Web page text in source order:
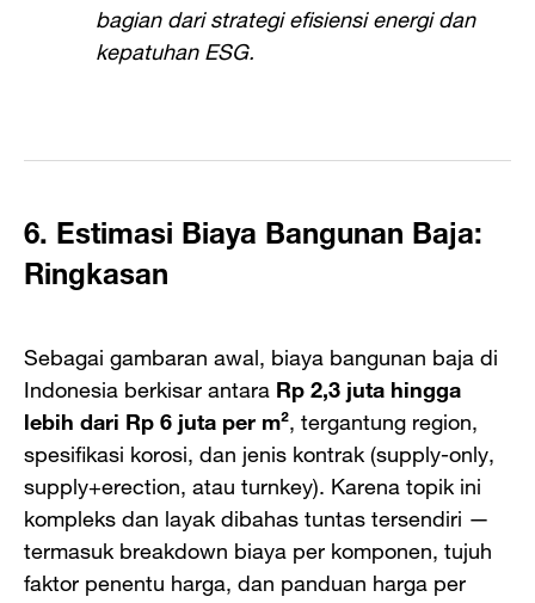
bagian dari strategi efisiensi energi dan
kepatuhan ESG.
6. Estimasi Biaya Bangunan Baja:
Ringkasan
Sebagai gambaran awal, biaya bangunan baja di
Indonesia berkisar antaraRp 2,3 juta hingga
lebih dari Rp 6 juta per m², tergantung region,
spesifikasi korosi, dan jenis kontrak (supply-only,
supply+erection, atau turnkey). Karena topik ini
kompleks dan layak dibahas tuntas tersendiri —
termasuk breakdown biaya per komponen, tujuh
faktor penentu harga, dan panduan harga per